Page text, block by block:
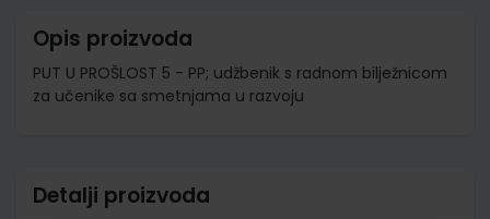
Opis proizvoda
PUT U PROŠLOST 5 - PP; udžbenik s radnom bilježnicom
za učenike sa smetnjama u razvoju
Detalji proizvoda